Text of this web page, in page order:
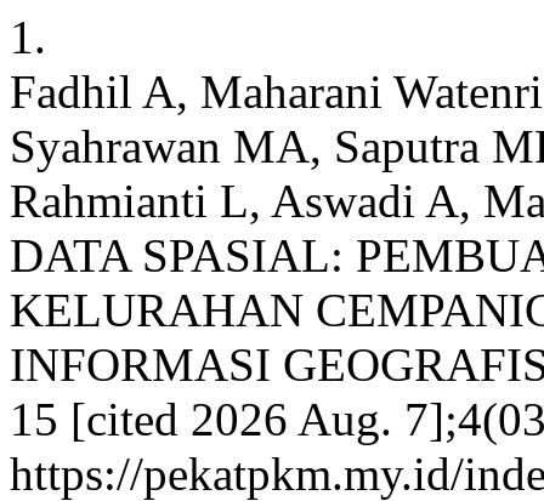
1.
Fadhil A, Maharani
Syahrawan MA, Saputra
Rahmianti L, Aswadi A,
DATA SPASIAL:
KELURAHAN
INFORMASI
15 [cited 2026 Aug.
https://pekatpkm.my.id/